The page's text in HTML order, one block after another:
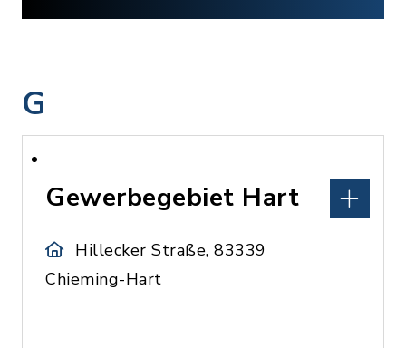
G
Gewerbegebiet Hart
Hillecker Straße, 83339
Chieming-Hart